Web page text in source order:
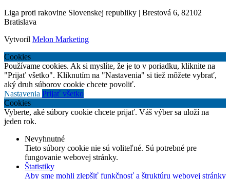
Liga proti rakovine Slovenskej republiky | Brestová 6, 82102
Bratislava
Vytvoril Melon Marketing
Cookies
Používame cookies. Ak si myslíte, že je to v poriadku, kliknite na
"Prijať všetko". Kliknutím na "Nastavenia" si tiež môžete vybrať,
aký druh súborov cookie chcete povoliť.
Nastavenia Prijať všetko
Cookies
Vyberte, aké súbory cookie chcete prijať. Váš výber sa uloží na
jeden rok.
Nevyhnutné
Tieto súbory cookie nie sú voliteľné. Sú potrebné pre
fungovanie webovej stránky.
Štatistiky
Aby sme mohli zlepšiť funkčnosť a štruktúru webovej stránky